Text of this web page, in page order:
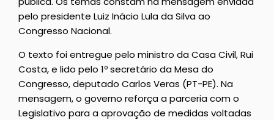
pelo presidente Luiz Inácio Lula da Silva ao
Congresso Nacional.
O texto foi entregue pelo ministro da Casa Civil, Rui
Costa, e lido pelo 1º secretário da Mesa do
Congresso, deputado Carlos Veras (PT-PE). Na
mensagem, o governo reforça a parceria com o
Legislativo para a aprovação de medidas voltadas